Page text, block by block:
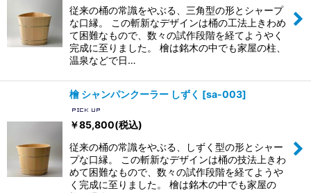
従来の桶の常識をやぶる、三角型の形とシャープ
な口縁。 この斬新なデザインは桶の工法上きわめ
て困難なもので、数々の試作段階を経てようやく
完成に至りました。 檜は銘木の中でも家屋の柱、
温泉などで日…
檜 シャンパンクーラー しずく [sa-003]
￥85,800(税込)
従来の桶の常識をやぶる、しずく型の形とシャー
プな口縁。 この斬新なデザインは桶の技法上きわ
めて困難なもので、数々の試作段階を経てようや
く完成に至りました。 檜は銘木の中でも家屋の